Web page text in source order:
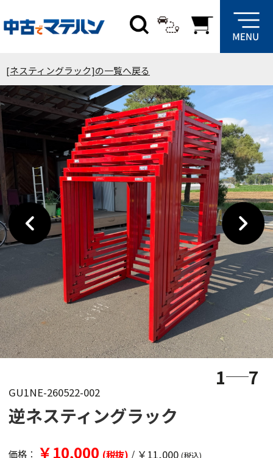
[ネスティングラック]の一覧へ戻る
1 7
GU1NE-260522-002
逆ネスティングラック
価格： ￥10,000 (税抜) / ￥11,000 (税込)